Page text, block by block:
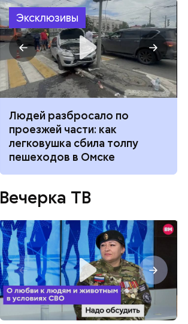
Эксклюзивы
Людей разбросало по
проезжей части: как
легковушка сбила толпу
пешеходов в Омске
Вечерка ТВ